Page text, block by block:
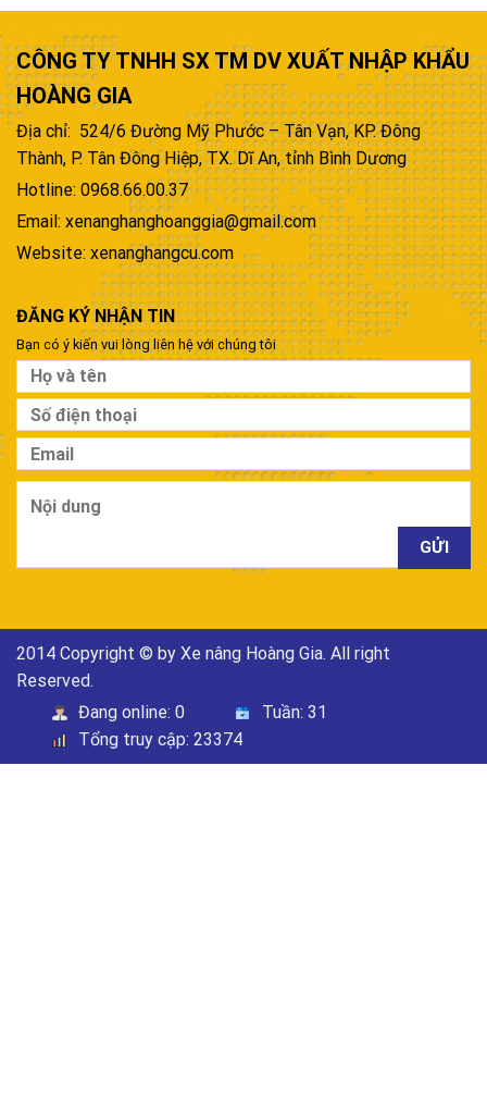
CÔNG TY TNHH SX TM DV XUẤT NHẬP KHẨU
HOÀNG GIA
Địa chỉ: 524/6 Đường Mỹ Phước – Tân Vạn, KP. Đông
Thành, P. Tân Đông Hiệp, TX. Dĩ An, tỉnh Bình Dương
Hotline: 0968.66.00.37
Email: xenanghanghoanggia@gmail.com
Website: xenanghangcu.com
ĐĂNG KÝ NHẬN TIN
Bạn có ý kiến vui lòng liên hệ với chúng tôi
2014 Copyright © by Xe nâng Hoàng Gia. All right
Reserved.
Đang online: 0 Tuần: 31
Tổng truy cập: 23374